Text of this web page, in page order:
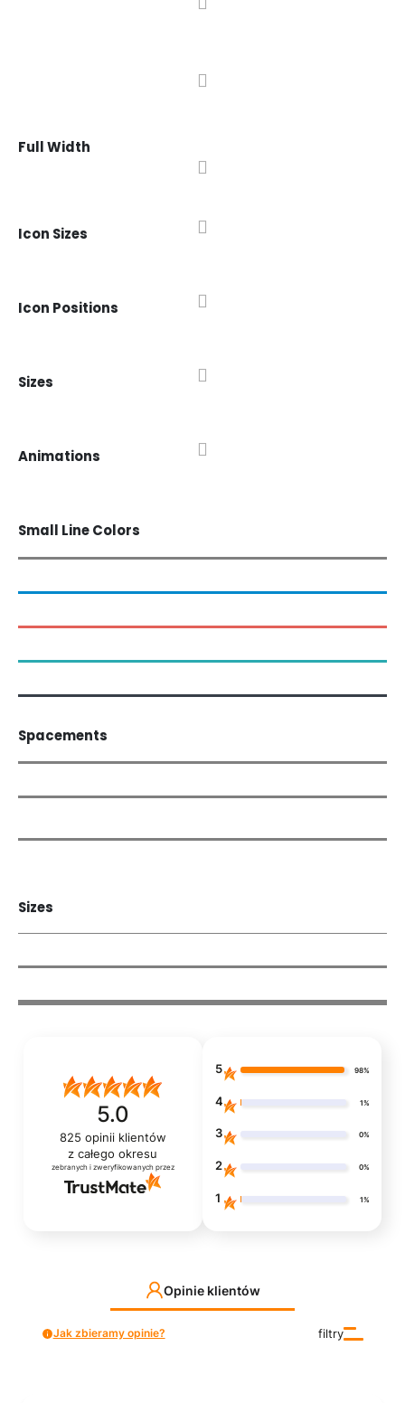
Full Width
Icon Sizes
Icon Positions
Sizes
Animations
Small Line Colors
Spacements
Sizes
5.0
825 opinii klientów
z całego okresu
zebranych i zweryfikowanych przez
5 98%
4 1%
3 0%
2 0%
1 1%
Opinie klientów
filtry
Jak zbieramy opinie?